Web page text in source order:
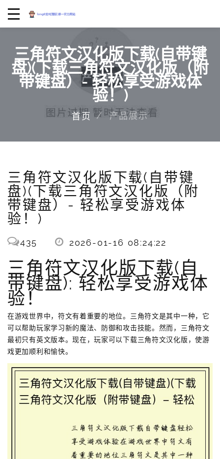
三角符文汉化版下载(自带键
盘)(下载三角符文汉化版（附
带键盘）- 轻松享受游戏体
验！)
首页 产品展示
三角符文汉化版下载(自带键
盘)(下载三角符文汉化版（附
带键盘）- 轻松享受游戏体
验！)
435 2026-01-16 08:24:22
三角符文汉化版下载(自
带键盘): 轻松享受游戏体
验！
在游戏世界中，符文有着重要的地位。三角符文是其中一种，它
可以帮助玩家学习新的魔法、防御和攻击技能。然而，三角符文
最初只有英文版本。现在，玩家可以下载三角符文汉化版，使游
戏更加顺利和愉快。